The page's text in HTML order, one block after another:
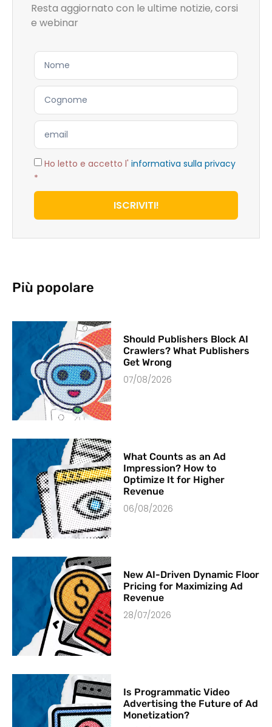
Resta aggiornato con le ultime notizie, corsi
e webinar
Ho letto e accetto l' informativa sulla privacy
*
ISCRIVITI!
Più popolare
Should Publishers Block AI
Crawlers? What Publishers
Get Wrong
07/08/2026
What Counts as an Ad
Impression? How to
Optimize It for Higher
Revenue
06/08/2026
New AI-Driven Dynamic Floor
Pricing for Maximizing Ad
Revenue
28/07/2026
Is Programmatic Video
Advertising the Future of Ad
Monetization?